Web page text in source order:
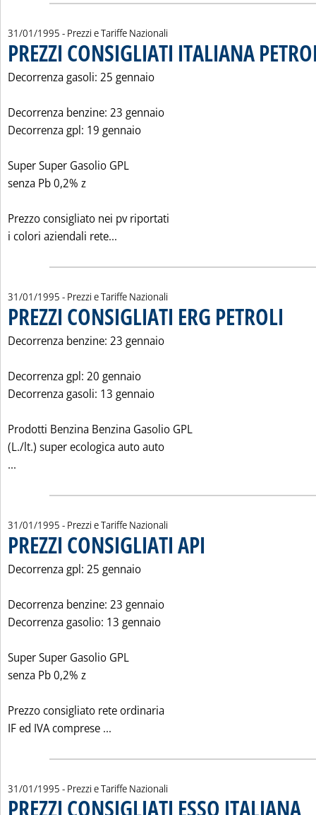
31/01/1995 - Prezzi e Tariffe Nazionali
PREZZI CONSIGLIATI ITALIANA
Decorrenza gasoli: 25 gennaio
Decorrenza benzine: 23 gennaio
Decorrenza gpl: 19 gennaio
Super Super Gasolio GPL
senza Pb 0,2% z
Prezzo consigliato nei pv riportati
i colori aziendali rete...
31/01/1995 - Prezzi e Tariffe Nazionali
PREZZI CONSIGLIATI ERG PETROLI
Decorrenza benzine: 23 gennaio
Decorrenza gpl: 20 gennaio
Decorrenza gasoli: 13 gennaio
Prodotti Benzina Benzina Gasolio GPL
(L./lt.) super ecologica auto auto
...
31/01/1995 - Prezzi e Tariffe Nazionali
PREZZI CONSIGLIATI API
Decorrenza gpl: 25 gennaio
Decorrenza benzine: 23 gennaio
Decorrenza gasolio: 13 gennaio
Super Super Gasolio GPL
senza Pb 0,2% z
Prezzo consigliato rete ordinaria
IF ed IVA comprese ...
31/01/1995 - Prezzi e Tariffe Nazionali
PREZZI CONSIGLIATI ESSO ITALIANA